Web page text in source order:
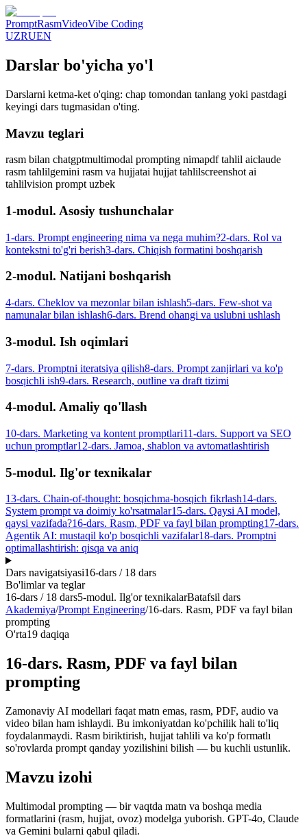
PromptRasmVideoVibe Coding
UZRUEN
Darslar bo'yicha yo'l
Darslarni ketma-ket o'qing: chap tomondan tanlang yoki pastdagi
keyingi dars tugmasidan o'ting.
Mavzu teglari
rasm bilan chatgptmultimodal prompting nimapdf tahlil aiclaude
rasm tahlilgemini rasm va hujjatai hujjat tahlilscreenshot ai
tahlilvision prompt uzbek
1-modul. Asosiy tushunchalar
1-dars. Prompt engineering nima va nega muhim?2-dars. Rol va
kontekstni to'g'ri berish3-dars. Chiqish formatini boshqarish
2-modul. Natijani boshqarish
4-dars. Cheklov va mezonlar bilan ishlash5-dars. Few-shot va
namunalar bilan ishlash6-dars. Brend ohangi va uslubni ushlash
3-modul. Ish oqimlari
7-dars. Promptni iteratsiya qilish8-dars. Prompt zanjirlari va ko'p
bosqichli ish9-dars. Research, outline va draft tizimi
4-modul. Amaliy qo'llash
10-dars. Marketing va kontent promptlari11-dars. Support va SEO
uchun promptlar12-dars. Jamoa, shablon va avtomatlashtirish
5-modul. Ilg'or texnikalar
13-dars. Chain-of-thought: bosqichma-bosqich fikrlash14-dars.
System prompt va doimiy ko'rsatmalar15-dars. Qaysi AI model,
qaysi vazifada?16-dars. Rasm, PDF va fayl bilan prompting17-dars.
Agentik AI: mustaqil ko'p bosqichli vazifalar18-dars. Promptni
optimallashtirish: qisqa va aniq
Dars navigatsiyasi16-dars / 18 dars
Bo'limlar va teglar
16-dars / 18 dars5-modul. Ilg'or texnikalarBatafsil dars
Akademiya/Prompt Engineering/16-dars. Rasm, PDF va fayl bilan
prompting
O'rta19 daqiqa
16-dars. Rasm, PDF va fayl bilan
prompting
Zamonaviy AI modellari faqat matn emas, rasm, PDF, audio va
video bilan ham ishlaydi. Bu imkoniyatdan ko'pchilik hali to'liq
foydalanmaydi. Rasm biriktirish, hujjat tahlili va ko'p formatlı
so'rovlarda prompt qanday yozilishini bilish — bu kuchli ustunlik.
Mavzu izohi
Multimodal prompting — bir vaqtda matn va boshqa media
formatlarini (rasm, hujjat, ovoz) modelga yuborish. GPT-4o, Claude
va Gemini bularni qabul qiladi.